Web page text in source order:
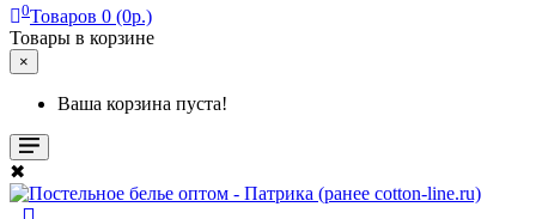
0Товаров 0 (0р.)
Товары в корзине
×
Ваша корзина пуста!
✖